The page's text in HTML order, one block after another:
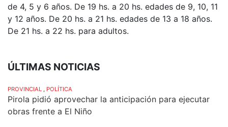
de 4, 5 y 6 años. De 19 hs. a 20 hs. edades de 9, 10, 11
y 12 años. De 20 hs. a 21 hs. edades de 13 a 18 años.
De 21 hs. a 22 hs. para adultos.
ÚLTIMAS NOTICIAS
PROVINCIAL , POLÍTICA
Pirola pidió aprovechar la anticipación para ejecutar
obras frente a El Niño